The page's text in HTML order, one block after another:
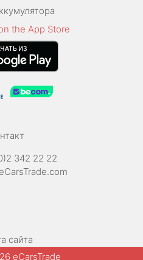
342 22 22
сайта
eCarsTrade